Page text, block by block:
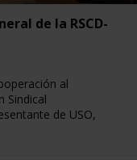
de la RSCD-
al
Sindical
de USO,